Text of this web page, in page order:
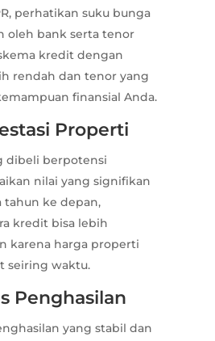
perhatikan suku bunga
oleh bank serta tenor
kredit dengan
rendah dan tenor yang
finansial Anda.
Properti
dibeli berpotensi
nilai yang signifikan
tahun ke depan,
kredit bisa lebih
karena harga properti
seiring waktu.
Penghasilan
yang stabil dan